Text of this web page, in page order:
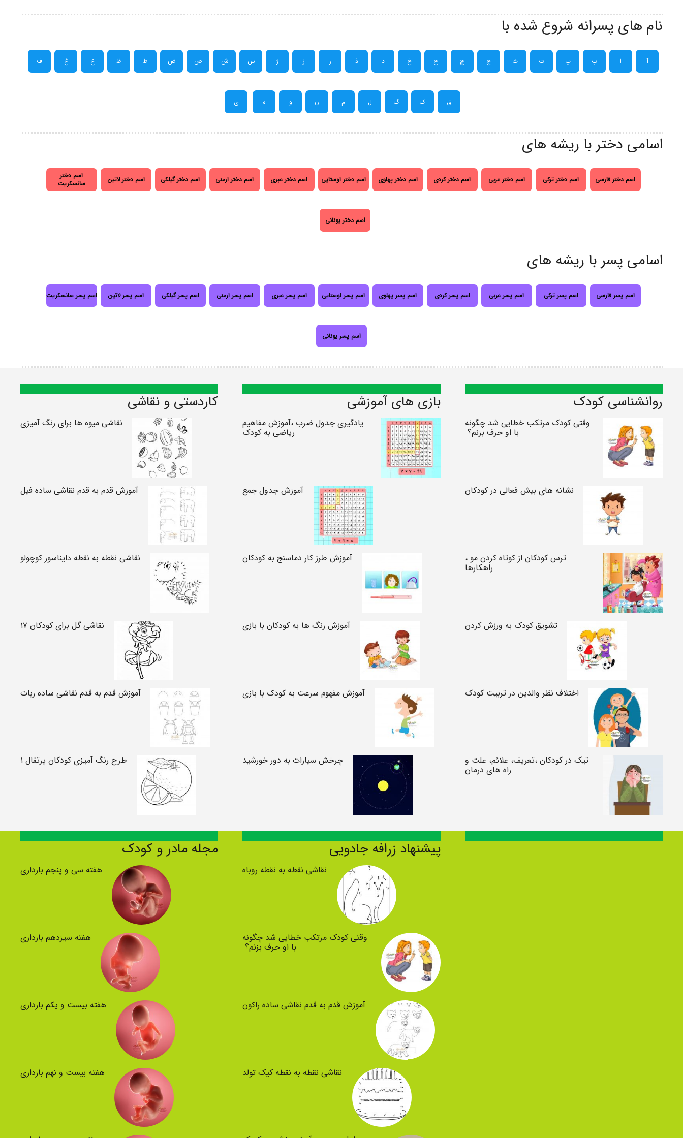
نام های پسرانه شروع شده با
آ ا ب پ ت ث ج چ ح خ د ذ ر ز ژ س ش ص ض ط ظ ع غ ف
ق ک گ ل م ن و ه ی
اسامی دختر با ریشه های
اسم دختر فارسی اسم دختر ترکی اسم دختر عربی اسم دختر کردی اسم دختر پهلوی اسم دختر اوستایی اسم دختر عبری اسم دختر ارمنی اسم دختر گیلکی اسم دختر لاتین
اسم دختر
سانسکریت
اسم دختر یونانی
اسامی پسر با ریشه های
اسم پسر فارسی اسم پسر ترکی اسم پسر عربی اسم پسر کردی اسم پسر پهلوی اسم پسر اوستایی اسم پسر عبری اسم پسر ارمنی اسم پسر گیلکی اسم پسر لاتین اسم پسر سانسکریت
اسم پسر یونانی
روانشناسی کودک
وقتی کودک مرتکب خطایی شد چگونه
با او حرف بزنم؟
نشانه های بیش فعالی در کودکان
ترس کودکان از کوتاه کردن مو ،
راهکارها
تشویق کودک به ورزش کردن
اختلاف نظر والدین در تربیت کودک
تیک در کودکان ،تعریف، علائم، علت و
راه های درمان
بازی های آموزشی
یادگیری جدول ضرب ،آموزش مفاهیم
ریاضی به کودک
آموزش جدول جمع
آموزش طرز کار دماسنج به کودکان
آموزش رنگ ها به کودکان با بازی
آموزش مفهوم سرعت به کودک با بازی
چرخش سیارات به دور خورشید
کاردستی و نقاشی
نقاشی میوه ها برای رنگ آمیزی
آموزش قدم به قدم نقاشی ساده فیل
نقاشی نقطه به نقطه دایناسور کوچولو
نقاشی گل برای کودکان ۱۷
آموزش قدم به قدم نقاشی ساده ربات
طرح رنگ آمیزی کودکان پرتقال ۱
پیشنهاد زرافه جادویی
نقاشی نقطه به نقطه روباه
وقتی کودک مرتکب خطایی شد چگونه
با او حرف بزنم؟
آموزش قدم به قدم نقاشی ساده راکون
نقاشی نقطه به نقطه کیک تولد
مجله مادر و کودک
هفته سی و پنجم بارداری
هفته سیزدهم بارداری
هفته بیست و یکم بارداری
هفته بیست و نهم بارداری